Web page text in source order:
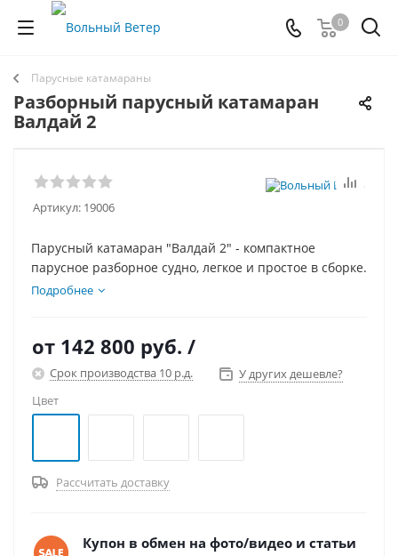
0
Парусные катамараны
Разборный парусный катамаран
Валдай 2
Артикул: 19006
Парусный катамаран "Валдай 2" - компактное
парусное разборное судно, легкое и простое в сборке.
Подробнее
от 142 800 руб. /
Срок производства 10 р.д.
У других дешевле?
Цвет
Рассчитать доставку
Купон в обмен на фото/видео и статьи